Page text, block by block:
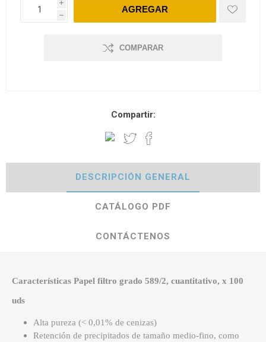
i
h
COMPARAR
Compartir:
DESCRIPCIÓN GENERAL
CATÁLOGO PDF
CONTÁCTENOS
Características Papel filtro grado 589/2, cuantitativo, x 100
uds
Alta pureza (< 0,01% de cenizas)
Retención de precipitados de tamaño medio-fino, como